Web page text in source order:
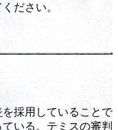
ださい。
を採用していることで
いる。テミスの審判